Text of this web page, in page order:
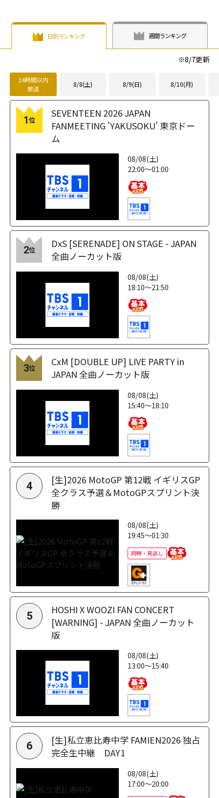
日別ランキング 週間ランキング
※8/7更新
24時間以内
放送
8/8(土) 8/9(日) 8/10(月)
1位
SEVENTEEN 2026 JAPAN
FANMEETING 'YAKUSOKU' 東京ドー
ム
08/08(土)
22:00～01:00
2位
DxS [SERENADE] ON STAGE - JAPAN
全曲ノーカット版
08/08(土)
18:10～21:50
3位
CxM [DOUBLE UP] LIVE PARTY in
JAPAN 全曲ノーカット版
08/08(土)
15:40～18:10
4
[生]2026 MotoGP 第12戦 イギリスGP
全クラス予選＆MotoGPスプリント決
勝
08/08(土)
19:45～01:30
同時・見逃し
5
HOSHI X WOOZI FAN CONCERT
[WARNING] - JAPAN 全曲ノーカット
版
08/08(土)
13:00～15:40
6
[生]私立恵比寿中学 FAMIEN2026 独占
完全生中継 DAY1
08/08(土)
17:00～20:00